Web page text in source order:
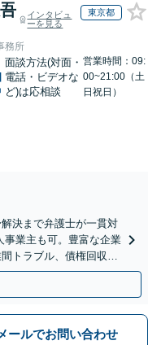
インタビュ
ーを見る
東京都
務所
面談方法(対面・
電話・ビデオな
ど)は応相談
営業時間：09:
00~21:00（土
日祝日）
決まで弁護士が一貫対
業主も可。豊富な企業
トラブル、債権回収、
。
ールでお問い合わせ